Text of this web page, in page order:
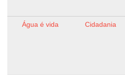
Água é vida Cidadania